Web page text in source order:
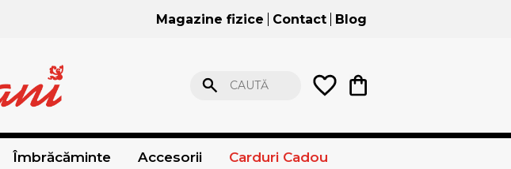
Magazine fizice Contact Blog
CAUTĂ
Îmbrăcăminte Accesorii Carduri Cadou